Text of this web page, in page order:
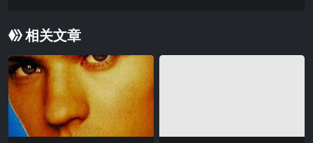
相关文章